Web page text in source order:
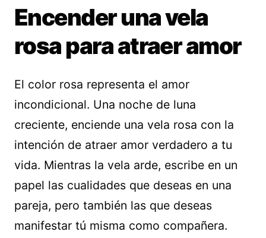
Encender una vela
rosa para atraer amor
El color rosa representa el amor
incondicional. Una noche de luna
creciente, enciende una vela rosa con la
intención de atraer amor verdadero a tu
vida. Mientras la vela arde, escribe en un
papel las cualidades que deseas en una
pareja, pero también las que deseas
manifestar tú misma como compañera.